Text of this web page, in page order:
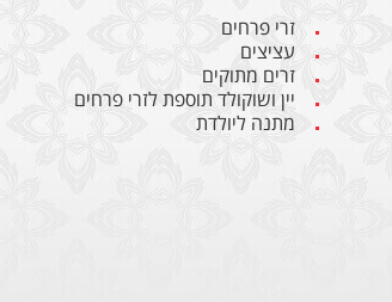
זרי פרחים
עציצים
זרים מתוקים
יין ושוקולד תוספת לזרי פרחים
מתנה ליולדת